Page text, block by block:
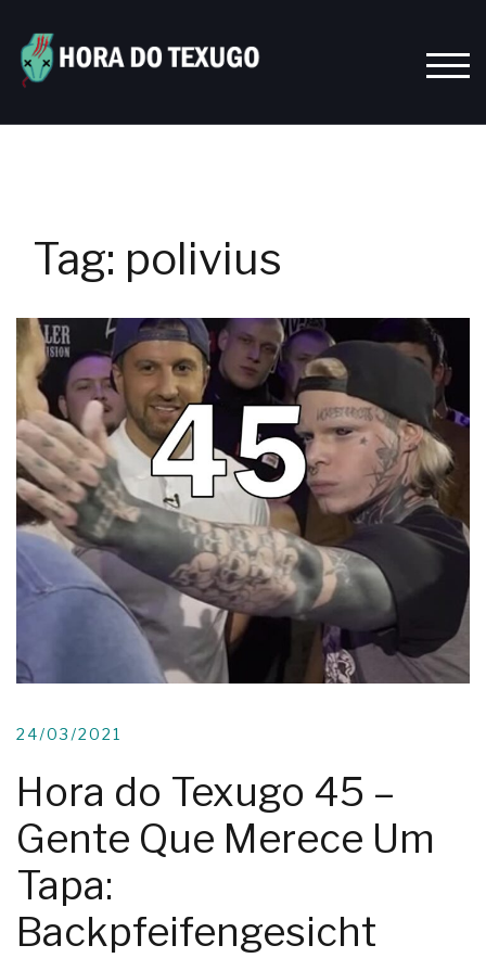
content
Tag: polivius
24/03/2021
Hora do Texugo 45 –
Gente Que Merece Um
Tapa:
Backpfeifengesicht